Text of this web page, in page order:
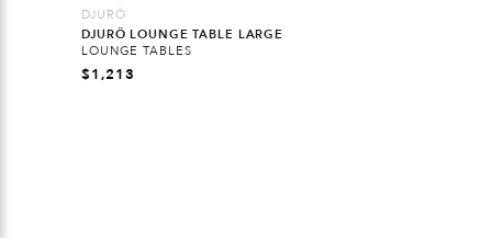
DJURÖ
DJURÖ LOUNGE TABLE LARGE
LOUNGE TABLES
$1,213